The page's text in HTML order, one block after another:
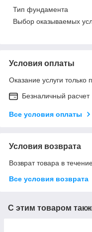
Тип фундамента
Выбор оказываемых
Условия оплаты
Оказание услуги только
Безналичный расчет
Все условия оплаты
Условия возврата
Возврат товара в
Все условия возврата
С этим товаром